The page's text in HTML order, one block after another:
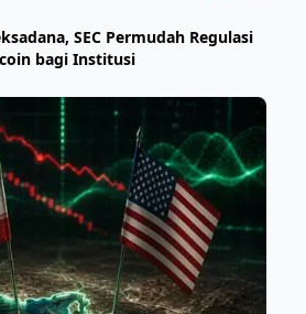
SEC Permudah Regulasi
bagi Institusi